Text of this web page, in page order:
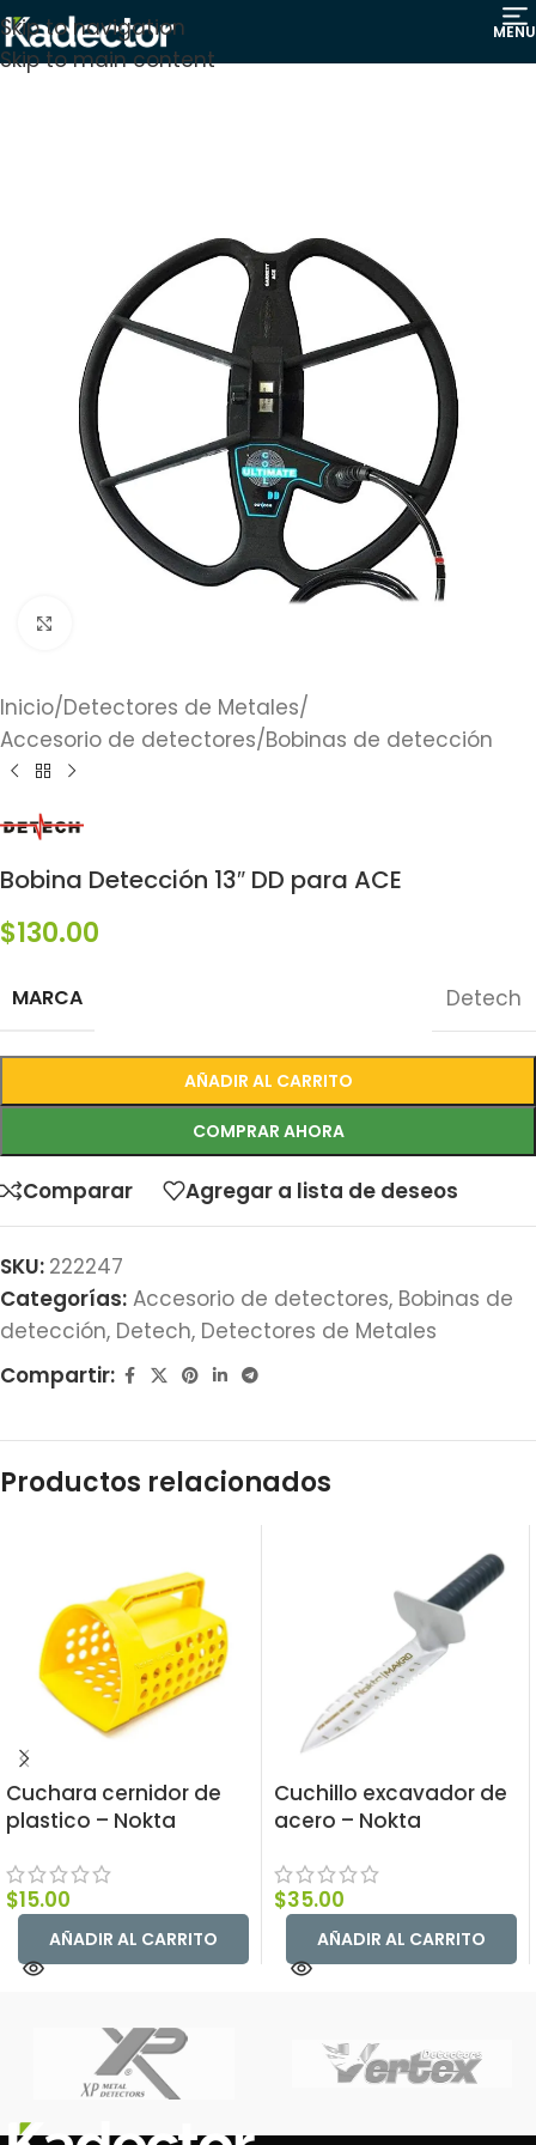
Skip to navigation
Skip to main content
MENU
Inicio/Detectores de Metales/
Accesorio de detectores/Bobinas de detección
Bobina Detección 13″ DD para ACE
$130.00
MARCA Detech
AÑADIR AL CARRITO
COMPRAR AHORA
Comparar Agregar a lista de deseos
SKU: 222247
Categorías: Accesorio de detectores, Bobinas de
detección, Detech, Detectores de Metales
Compartir:
Productos relacionados
Cuchara cernidor de
plastico – Nokta
$15.00
AÑADIR AL CARRITO
Cuchillo excavador de
acero – Nokta
$35.00
AÑADIR AL CARRITO